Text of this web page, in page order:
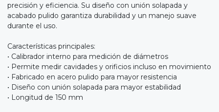
precisión y eficiencia. Su diseño con unión solapada y
acabado pulido garantiza durabilidad y un manejo suave
durante el uso.
Características principales:
• Calibrador interno para medición de diámetros
• Permite medir cavidades y orificios incluso en movimiento
• Fabricado en acero pulido para mayor resistencia
• Diseño con unión solapada para mayor estabilidad
• Longitud de 150 mm